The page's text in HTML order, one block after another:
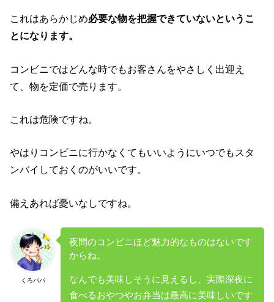
これはあらかじめ必要な物を把握できていないというこ
とになります。
コンビニではどんな時でもお客さんをやさしく出迎え
て、物を定価で売ります。
これは危険ですね。
やはりコンビニに行かなくてもいいようにいつでもスタ
ンバイしておくのがいいです。
備えあれば憂いなしですね。
くろパパ
夜間のコンビニほど魅力的なものはないです
からね。
なんでも美味しそうに見えるし、実際深夜に
食べるおやつやお弁当は最高に美味しいです